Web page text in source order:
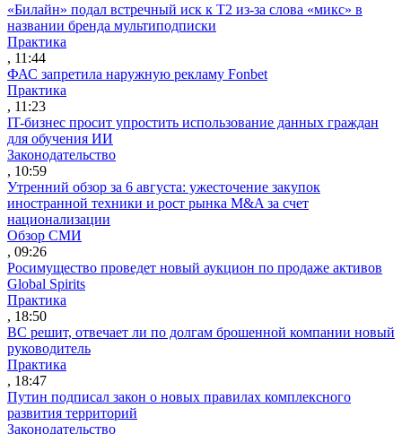
«Билайн» подал встречный иск к Т2 из-за слова «микс» в
названии бренда мультиподписки
Практика
, 11:44
ФАС запретила наружную рекламу Fonbet
Практика
, 11:23
IT-бизнес просит упростить использование данных граждан
для обучения ИИ
Законодательство
, 10:59
Утренний обзор за 6 августа: ужесточение закупок
иностранной техники и рост рынка M&A за счет
национализации
Обзор СМИ
, 09:26
Росимущество проведет новый аукцион по продаже активов
Global Spirits
Практика
, 18:50
ВС решит, отвечает ли по долгам брошенной компании новый
руководитель
Практика
, 18:47
Путин подписал закон о новых правилах комплексного
развития территорий
Законодательство